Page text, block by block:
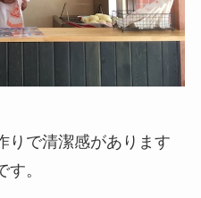
りで清潔感があります
。